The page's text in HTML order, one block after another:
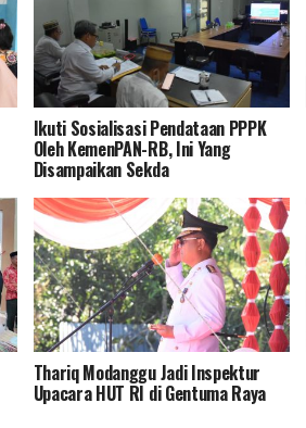
Ikuti Sosialisasi Pendataan PPPK
Oleh KemenPAN-RB, Ini Yang
Disampaikan Sekda
Thariq Modanggu Jadi Inspektur
Upacara HUT RI di Gentuma Raya